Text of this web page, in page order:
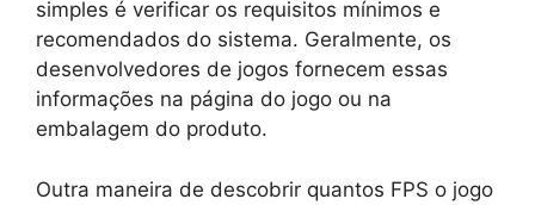
simples é verificar os requisitos mínimos e
recomendados do sistema. Geralmente, os
desenvolvedores de jogos fornecem essas
informações na página do jogo ou na
embalagem do produto.
Outra maneira de descobrir quantos FPS o jogo